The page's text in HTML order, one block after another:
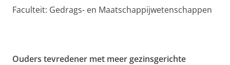
Faculteit: Gedrags- en Maatschappijwetenschappen
Ouders tevredener met meer gezinsgerichte